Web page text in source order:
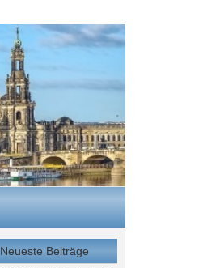
Neueste Beiträge